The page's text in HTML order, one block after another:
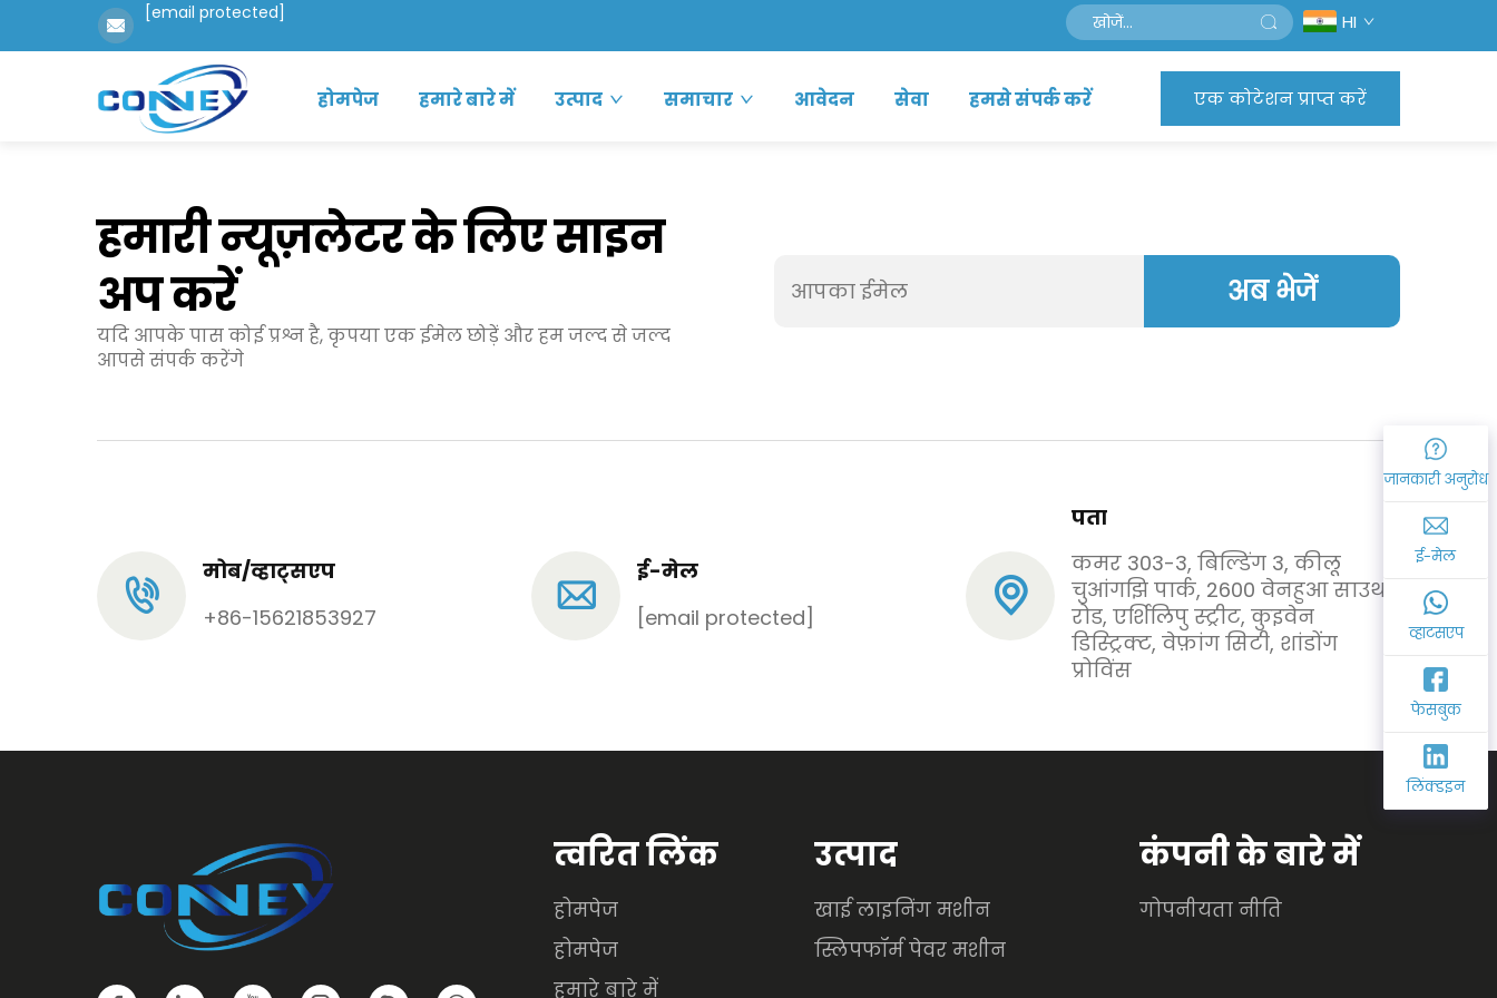
[email protected] HI
होमपेज हमारे बारे में उत्पाद समाचार आवेदन सेवा हमसे संपर्क करें एक कोटेशन प्राप्त करें
जानकारी अनुरोध
ई-मेल
व्हाटसएप
फेसबुक
लिंक्डइन
हमारी न्यूज़लेटर के लिए साइन
अप करें
यदि आपके पास कोई प्रश्न है, कृपया एक ईमेल छोड़ें और हम जल्द से जल्द
आपसे संपर्क करेंगे
अब भेजें
मोब/व्हाट्सएप
+86-15621853927
ई-मेल
[email protected]
पता
कमर 303-3, बिल्डिंग 3, कीलू
चुआंगझि पार्क, 2600 वेनहुआ साउथ
रोड, एर्शिलिपु स्ट्रीट, कुइवेन
डिस्ट्रिक्ट, वेफ़ांग सिटी, शांडोंग
प्रोविंस
त्वरित लिंक
होमपेज
होमपेज
हमारे बारे में
उत्पाद
खाई लाइनिंग मशीन
स्लिपफॉर्म पेवर मशीन
कंपनी के बारे में
गोपनीयता नीति